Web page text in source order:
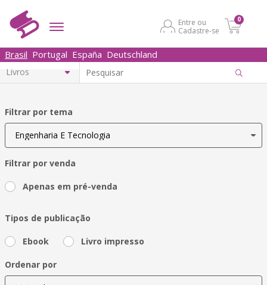
Entre ou
Cadastre-se
0
Brasil Portugal España Deutschland
Filtrar por tema
Filtrar por venda
Apenas em pré-venda
Tipos de publicação
Ebook Livro impresso
Ordenar por